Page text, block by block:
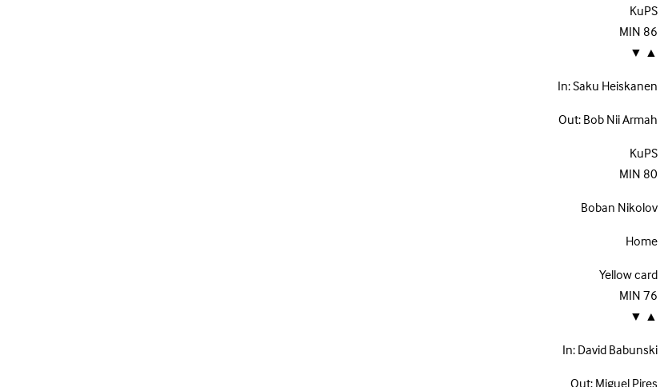
KuPS
86
MIN
▲
▼
In:Saku Heiskanen
Out:Bob Nii Armah
KuPS
80
MIN
Boban Nikolov
Home
Yellow card
76
MIN
▲
▼
In:David Babunski